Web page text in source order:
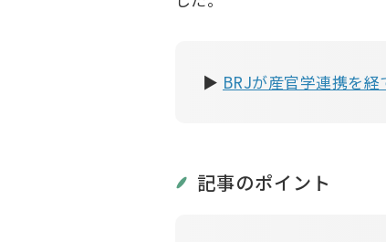
▶ BRJが産官学連携を
記事のポイント